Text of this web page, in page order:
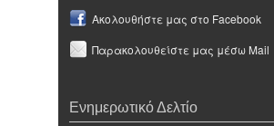
Ακολουθήστε μας στο Facebook
Παρακολουθείστε μας μέσω Mail
Ενημερωτικό Δελτίο